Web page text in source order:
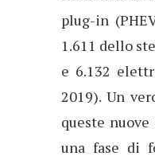
plug-in
1.611 dello
e 6.132
2019). Un
queste
una fase di